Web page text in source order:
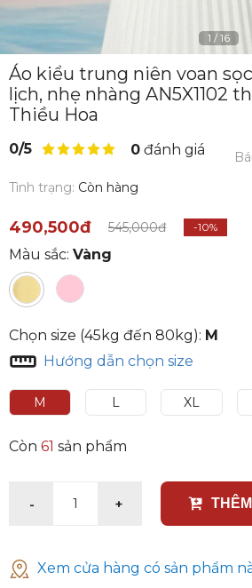
1 / 16
Áo kiểu trung niên voan
lịch, nhẹ nhàng AN5X1102
Thiều Hoa
0/5 0 đánh giá
Tình trạng: Còn hàng
490,500đ 545,000đ -10%
Màu sắc: Vàng
Chọn size (45kg đến 80kg): M
Hướng dẫn chọn size
M L XL
Còn 61 sản phẩm
- 1 +
Xem cửa hàng có sản phẩm